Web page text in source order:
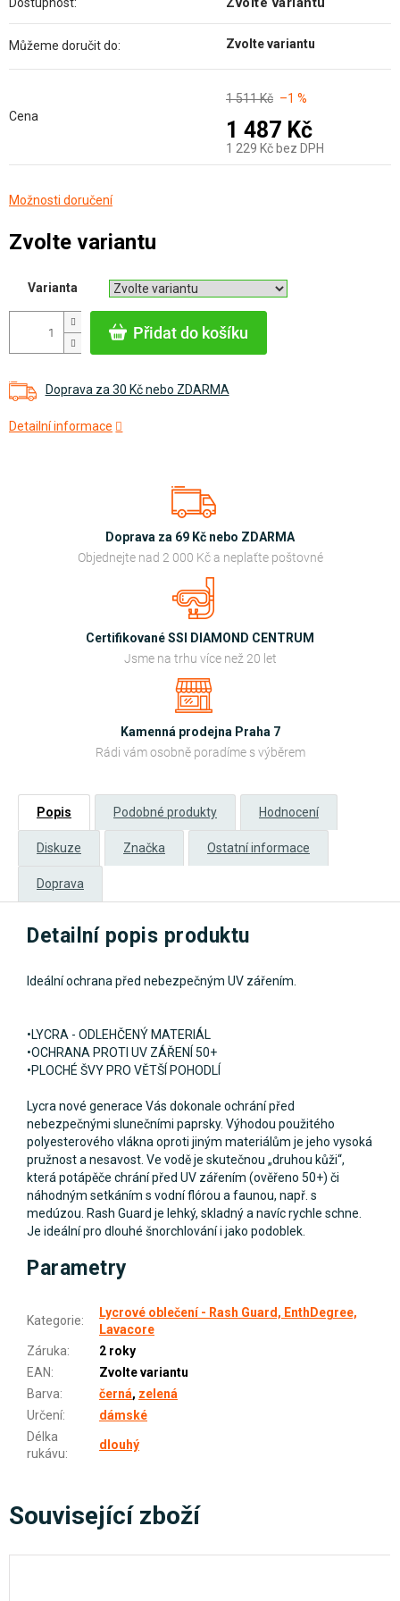
Přidat do košíku
Doprava za 30 Kč nebo ZDARMA
Detailní informace
Můžeme doručit do: Zvolte variantu
Cena
1 511 Kč –1 %
1 487 Kč
1 229 Kč bez DPH
Možnosti doručení
Zvolte variantu
Varianta
Doprava za 69 Kč nebo ZDARMA
Objednejte nad 2 000 Kč a neplaťte poštovné
Certifikované SSI DIAMOND CENTRUM
Jsme na trhu více než 20 let
Kamenná prodejna Praha 7
Rádi vám osobně poradíme s výběrem
Popis Podobné produkty Hodnocení
Diskuze Značka Ostatní informace
Doprava
Detailní popis produktu
Ideální ochrana před nebezpečným UV zářením.
•LYCRA - ODLEHČENÝ MATERIÁL
•OCHRANA PROTI UV ZÁŘENÍ 50+
•PLOCHÉ ŠVY PRO VĚTŠÍ POHODLÍ
Lycra nové generace Vás dokonale ochrání před
nebezpečnými slunečními paprsky. Výhodou použitého
polyesterového vlákna oproti jiným materiálům je jeho vysoká
pružnost a nesavost. Ve vodě je skutečnou „druhou kůži“,
která potápěče chrání před UV zářením (ověřeno 50+) či
náhodným setkáním s vodní flórou a faunou, např. s
medúzou. Rash Guard je lehký, skladný a navíc rychle schne.
Je ideální pro dlouhé šnorchlování i jako podoblek.
Parametry
Kategorie:
Lycrové oblečení - Rash Guard, EnthDegree,
Lavacore
Záruka:
2 roky
EAN:
Zvolte variantu
Barva: černá, zelená
Určení:
dámské
Délka
rukávu:
dlouhý
Související zboží